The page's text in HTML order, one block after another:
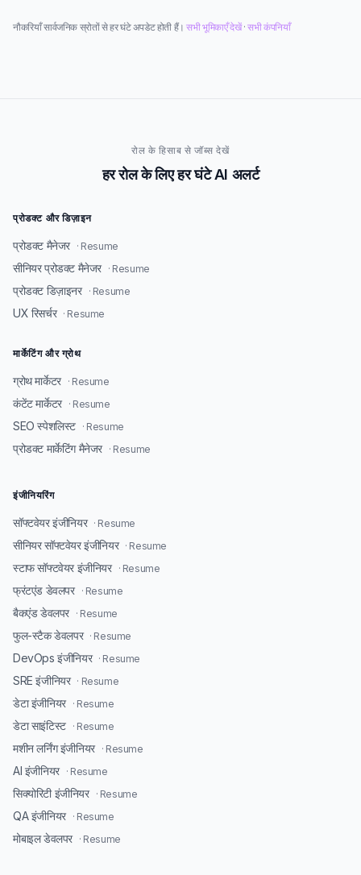
नौकरियाँ सार्वजनिक स्रोतों से हर घंटे अपडेट होती हैं।सभी भूमिकाएँ देखें·सभी कंपनियाँ
रोल के हिसाब से जॉब्स देखें
हर रोल के लिए हर घंटे AI अलर्ट
प्रोडक्ट और डिज़ाइन
प्रोडक्ट मैनेजर · Resume
सीनियर प्रोडक्ट मैनेजर · Resume
प्रोडक्ट डिज़ाइनर · Resume
UX रिसर्चर · Resume
मार्केटिंग और ग्रोथ
ग्रोथ मार्केटर · Resume
कंटेंट मार्केटर · Resume
SEO स्पेशलिस्ट · Resume
प्रोडक्ट मार्केटिंग मैनेजर · Resume
इंजीनियरिंग
सॉफ्टवेयर इंजीनियर · Resume
सीनियर सॉफ्टवेयर इंजीनियर · Resume
स्टाफ सॉफ्टवेयर इंजीनियर · Resume
फ्रंटएंड डेवलपर · Resume
बैकएंड डेवलपर · Resume
फुल-स्टैक डेवलपर · Resume
DevOps इंजीनियर · Resume
SRE इंजीनियर · Resume
डेटा इंजीनियर · Resume
डेटा साइंटिस्ट · Resume
मशीन लर्निंग इंजीनियर · Resume
AI इंजीनियर · Resume
सिक्योरिटी इंजीनियर · Resume
QA इंजीनियर · Resume
मोबाइल डेवलपर · Resume